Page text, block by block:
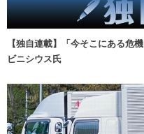
【独自連載】「今そこにある危
ビニシウス氏